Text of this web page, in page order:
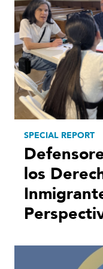
SPECIAL REPORT
los